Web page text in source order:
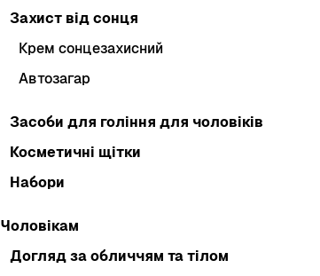
Захист від сонця
Крем сонцезахисний
Автозагар
Засоби для гоління для чоловіків
Косметичні щітки
Набори
Чоловікам
Догляд за обличчям та тілом